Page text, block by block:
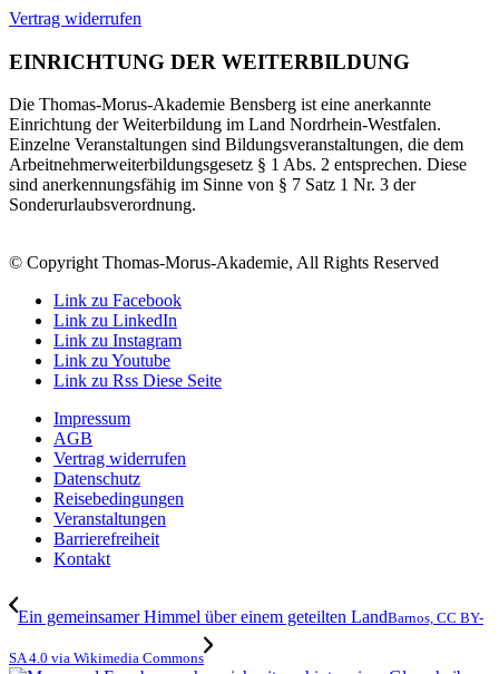
Vertrag widerrufen
EINRICHTUNG DER WEITERBILDUNG
Die Thomas-Morus-Akademie Bensberg ist eine anerkannte
Einrichtung der Weiterbildung im Land Nordrhein-Westfalen.
Einzelne Veranstaltungen sind Bildungsveranstaltungen, die dem
Arbeitnehmerweiterbildungsgesetz § 1 Abs. 2 entsprechen. Diese
sind anerkennungsfähig im Sinne von § 7 Satz 1 Nr. 3 der
Sonderurlaubsverordnung.
© Copyright Thomas-Morus-Akademie, All Rights Reserved
Link zu Facebook
Link zu LinkedIn
Link zu Instagram
Link zu Youtube
Link zu Rss Diese Seite
Impressum
AGB
Vertrag widerrufen
Datenschutz
Reisebedingungen
Veranstaltungen
Barrierefreiheit
Kontakt
Ein gemeinsamer Himmel über einem geteilten LandBarnos, CC BY-
SA 4.0 via Wikimedia Commons